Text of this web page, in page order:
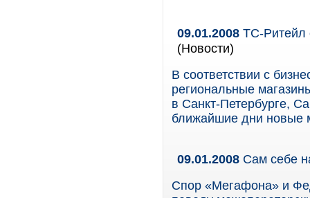
09.01.2008 ТС-Ритейл
(Новости)
В соответствии с
региональные
в Санкт-Петербурге,
ближайшие дни новые
09.01.2008 Сам себе
Спор «Мегафона» и